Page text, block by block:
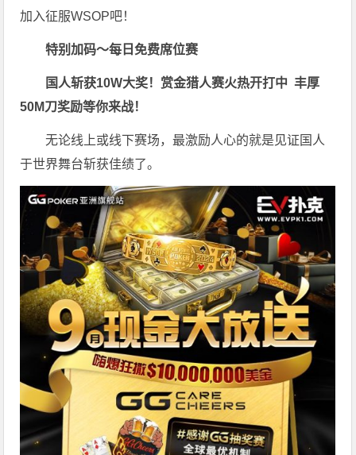
加入征服WSOP吧！
特别加码～每日免费席位赛
国人斩获10W大奖！ 赏金猎人赛火热开打中 丰厚
50M刀奖励等你来战！
无论线上或线下赛场，最激励人心的就是见证国人
于世界舞台斩获佳绩了。